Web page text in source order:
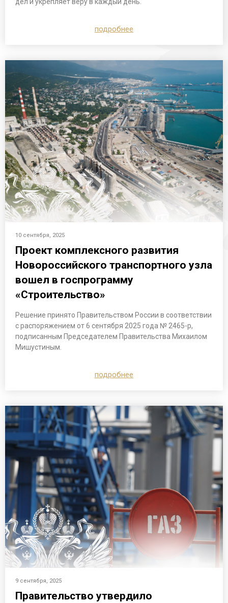
подробнее
10 сентября, 2025
Проект комплексного развития
Новороссийского транспортного узла
вошел в госпрограмму
«Строительство»
Решение принято Правительством России в соответствии
с распоряжением от 6 сентября 2025 года № 2465-р,
подписанным Председателем Правительства Михаилом
Мишустиным.
подробнее
9 сентября, 2025
Правительство утвердило